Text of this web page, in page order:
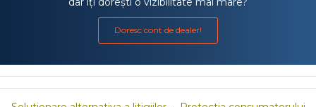
Doresc cont de dealer!